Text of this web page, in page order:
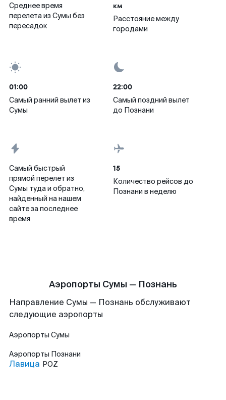
Среднее время
перелета из Сумы без
пересадок
км
Расстояние между
городами
01:00
Самый ранний вылет из
Сумы
22:00
Самый поздний вылет
до Познани
Самый быстрый
прямой перелет из
Сумы туда и обратно,
найденный на нашем
сайте за последнее
время
15
Количество рейсов до
Познани в неделю
Аэропорты Сумы — Познань
Направление Сумы — Познань обслуживают
следующие аэропорты
Аэропорты Сумы
Аэропорты Познани
Лавица POZ